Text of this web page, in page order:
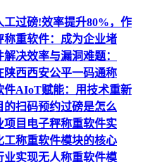
过磅!效率提升80%，作
重软件：成为企业堵
决效率与漏洞难题：
西西安公平一码通称
件AIoT赋能：用技术重新
扫码预约过磅是怎么
目电子秤称重软件实
称重软件模块的核心
实现无人称重软件模